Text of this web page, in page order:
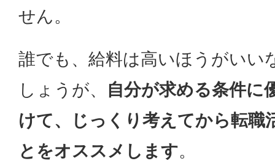
せん。
誰でも、給料は高いほうがいい
しょうが、
自分が求める条件に
けて、じっくり考えてから転職
とをオススメします。